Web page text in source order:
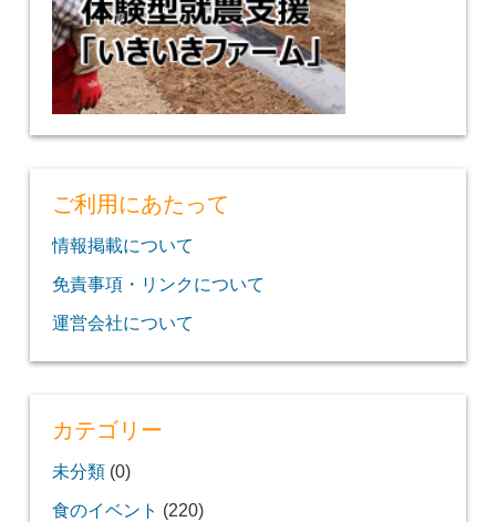
ご利用にあたって
情報掲載について
免責事項・リンクについて
運営会社について
カテゴリー
未分類(0)
食のイベント (220)